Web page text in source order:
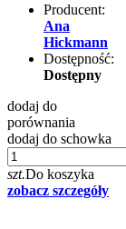
Producent:
Ana
Hickmann
Dostępność:
Dostępny
dodaj do
porównania
dodaj do schowka
szt.Do koszyka
zobacz szczegóły